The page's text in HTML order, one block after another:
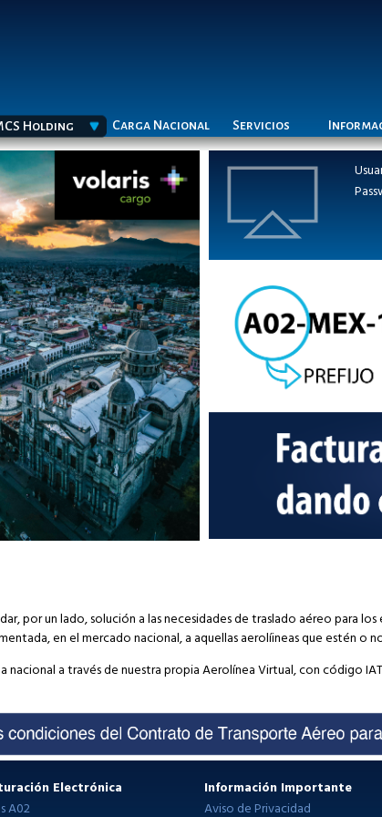
Holding Carga Nacional Servicios
por un lado, solución a las necesidades de traslado aéreo para
en el mercado nacional, a aquellas aerolíineas que estén o
a través de nuestra propia Aerolínea Virtual, con código
Electrónica Información Importante
A02
Aviso de Privacidad